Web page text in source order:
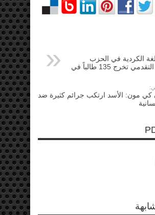
الكردية في الحزب
الديمقراطي التقدمي تخرج 135 طالباً في
كي مون: الأسد ارتكب جرائم كثيرة ضد